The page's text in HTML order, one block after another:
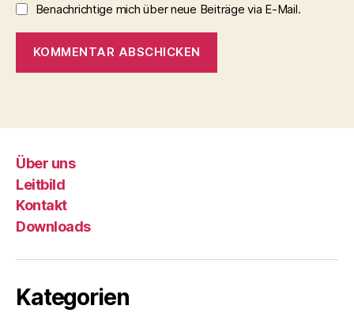
Benachrichtige mich über neue Beiträge via E-Mail.
Über uns
Leitbild
Kontakt
Downloads
Kategorien